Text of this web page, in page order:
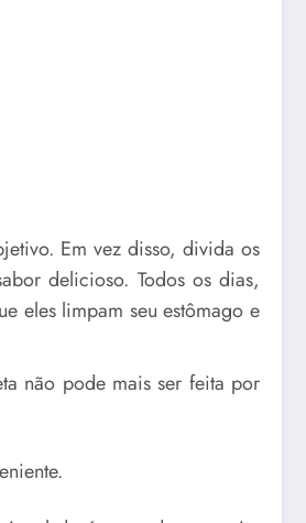
Em vez disso, divida os
delicioso. Todos os dias,
eles limpam seu estômago e
não pode mais ser feita por